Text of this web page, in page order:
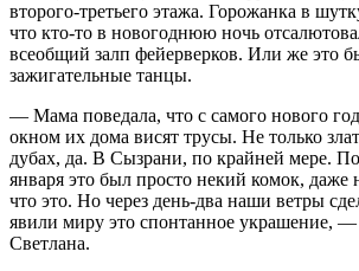
второго-третьего этажа. Горожанка в
что кто-то в новогоднюю ночь
всеобщий залп фейерверков. Или же это
зажигательные танцы.
— Мама поведала, что с самого нового
окном их дома висят трусы. Не только
дубах, да. В Сызрани, по крайней мере.
января это был просто некий комок, даже
что это. Но через день-два наши ветры
явили миру это спонтанное украшение, —
Светлана.